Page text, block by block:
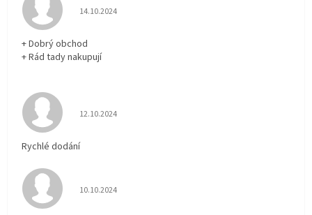
Hodnocení obchodu je 5 z 5 hvězdiček.
14.10.2024
+ Dobrý obchod
+ Rád tady nakupují
Hodnocení obchodu je 5 z 5 hvězdiček.
12.10.2024
Rychlé dodání
Hodnocení obchodu je 5 z 5 hvězdiček.
10.10.2024